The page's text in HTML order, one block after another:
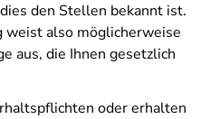
den Stellen bekannt ist.
weist also möglicherweise
aus, die Ihnen gesetzlich
oder erhalten